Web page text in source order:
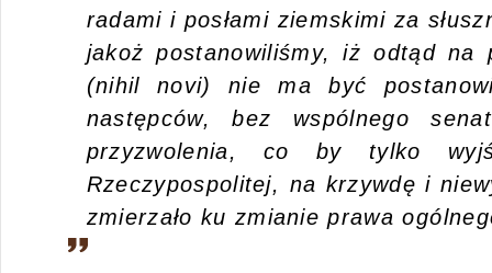
radami i posłami ziemskimi za
jakoż postanowiliśmy, iż odtąd na
(nihil novi) nie ma być
następców, bez wspólnego
przyzwolenia, co by tylko
Rzeczypospolitej, na krzywdę i
zmierzało ku zmianie prawa